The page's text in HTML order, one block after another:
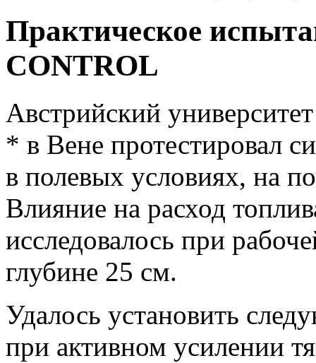
Практическое
CONTROL
Австрийский
* в Вене протестировал
в полевых условиях, на
Влияние на расход
исследовалось при
глубине 25 см.
Удалось установить
при активном усилении